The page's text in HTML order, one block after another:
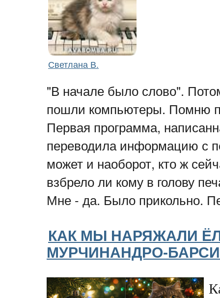
Светлана В.
"В начале было слово".
пошли компьютеры. Помню
Первая программа,
переводила информацию с
может и наоборот, кто ж
взбрело ли кому в голову
Мне - да. Было прикольно.
КАК МЫ НАРЯЖАЛИ
МУРЧИНАНДРО-